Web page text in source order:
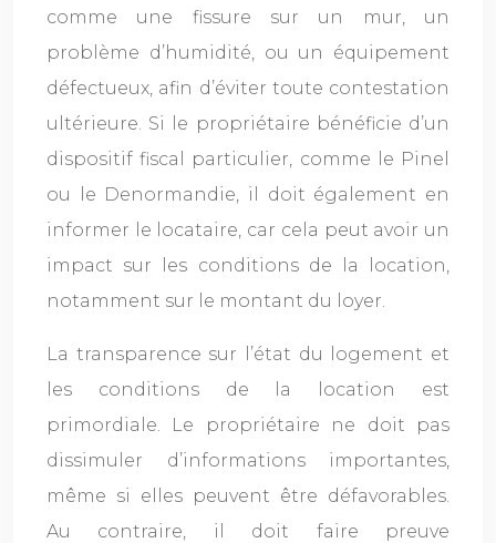
comme une fissure sur un mur, un
problème d’humidité, ou un équipement
défectueux, afin d’éviter toute contestation
ultérieure. Si le propriétaire bénéficie d’un
dispositif fiscal particulier, comme le Pinel
ou le Denormandie, il doit également en
informer le locataire, car cela peut avoir un
impact sur les conditions de la location,
notamment sur le montant du loyer.
La transparence sur l’état du logement et
les conditions de la location est
primordiale. Le propriétaire ne doit pas
dissimuler d’informations importantes,
même si elles peuvent être défavorables.
Au contraire, il doit faire preuve